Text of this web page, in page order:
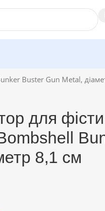
Buster Gun Metal,
для
8,1 см